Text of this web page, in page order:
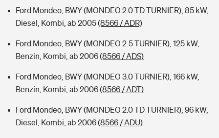
Ford Mondeo, BWY (MONDEO 2.0 TD TURNIER), 85 kW,
Diesel, Kombi, ab 2005(8566 / ADR)
Ford Mondeo, BWY (MONDEO 2.5 TURNIER), 125 kW,
Benzin, Kombi, ab 2006(8566 / ADS)
Ford Mondeo, BWY (MONDEO 3.0 TURNIER), 166 kW,
Benzin, Kombi, ab 2006(8566 / ADT)
Ford Mondeo, BWY (MONDEO 2.0 TD TURNIER), 96 kW,
Diesel, Kombi, ab 2006(8566 / ADU)